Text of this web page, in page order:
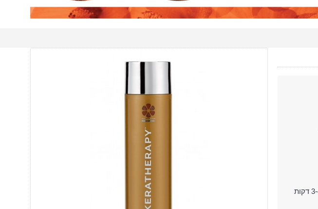
למרוח לאורך השיער עד קצות השיער, והתמקדו באזורים הזקוקים ליותר ריכוך. להשאיר בשיער בין 3-4 דקות